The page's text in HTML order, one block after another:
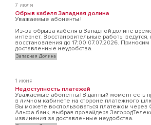
7 июля
Обрыв кабеля Западная долина
Уважаемые абоненты!
Из-за обрыва кабеля в Западной долине
интернет. Восстановительные работы ведутся,
восстановления до 17:00 07.07.2026.
доставленные неудобства.
Западная Долина
1 июня
Недоступность платежей
Уважаемые абоненты! В данный момент есть
в личном кабинете на стороне платежного
Вы можете воспользоваться платежом через
Альфа банк, выбрав провайдера
извинения за доставленные неудобства.